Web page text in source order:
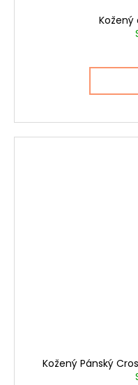
Kožený
Kožený Pánský